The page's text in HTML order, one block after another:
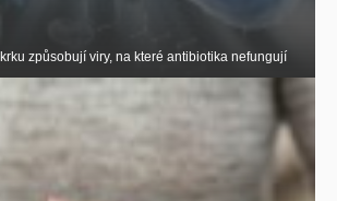
způsobují viry, na které antibiotika nefungují